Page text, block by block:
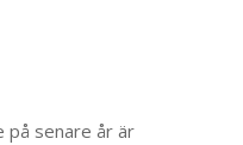
på senare år är